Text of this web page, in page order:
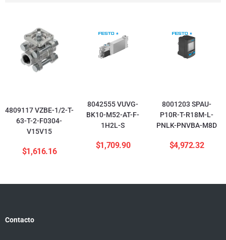
4809117 VZBE-1/2-T-
63-T-2-F0304-
V15V15
$1,616.16
8042555 VUVG-
BK10-M52-AT-F-
1H2L-S
$1,709.90
8001203 SPAU-
P10R-T-R18M-L-
PNLK-PNVBA-M8D
$4,972.32
Contacto